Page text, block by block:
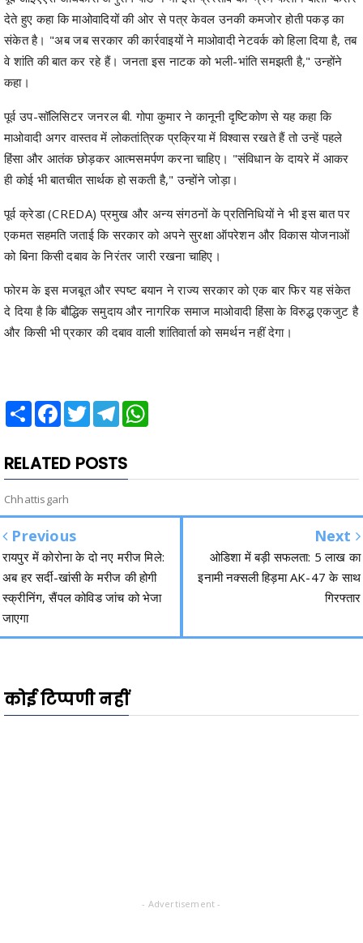
देते हुए कहा कि माओवादियों की ओर से पत्र केवल उनकी कमजोर होती पकड़ का
संकेत है। "अब जब सरकार की कार्रवाइयों ने माओवादी नेटवर्क को हिला दिया है, तब
वे शांति की बात कर रहे हैं। जनता इस नाटक को भली-भांति समझती है," उन्होंने
कहा।
पूर्व उप-सॉलिसिटर जनरल बी. गोपा कुमार ने कानूनी दृष्टिकोण से यह कहा कि
माओवादी अगर वास्तव में लोकतांत्रिक प्रक्रिया में विश्वास रखते हैं तो उन्हें पहले
हिंसा और आतंक छोड़कर आत्मसमर्पण करना चाहिए। "संविधान के दायरे में आकर
ही कोई भी बातचीत सार्थक हो सकती है," उन्होंने जोड़ा।
पूर्व क्रेडा (CREDA) प्रमुख और अन्य संगठनों के प्रतिनिधियों ने भी इस बात पर
एकमत सहमति जताई कि सरकार को अपने सुरक्षा ऑपरेशन और विकास योजनाओं
को बिना किसी दबाव के निरंतर जारी रखना चाहिए।
फोरम के इस मजबूत और स्पष्ट बयान ने राज्य सरकार को एक बार फिर यह संकेत
दे दिया है कि बौद्धिक समुदाय और नागरिक समाज माओवादी हिंसा के विरुद्ध एकजुट है
और किसी भी प्रकार की दबाव वाली शांतिवार्ता को समर्थन नहीं देगा।
Share Facebook
TwitterTelegram
RELATED POSTS
Chhattisgarh
Previous
रायपुर में कोरोना के दो नए मरीज मिले:
अब हर सर्दी-खांसी के मरीज की होगी
स्क्रीनिंग, सैंपल कोविड जांच को भेजा
जाएगा
Next
ओडिशा में बड़ी सफलता: 5 लाख का
इनामी नक्सली हिड़मा AK-47 के साथ
गिरफ्तार
कोई टिप्पणी नहीं
- Advertisement -